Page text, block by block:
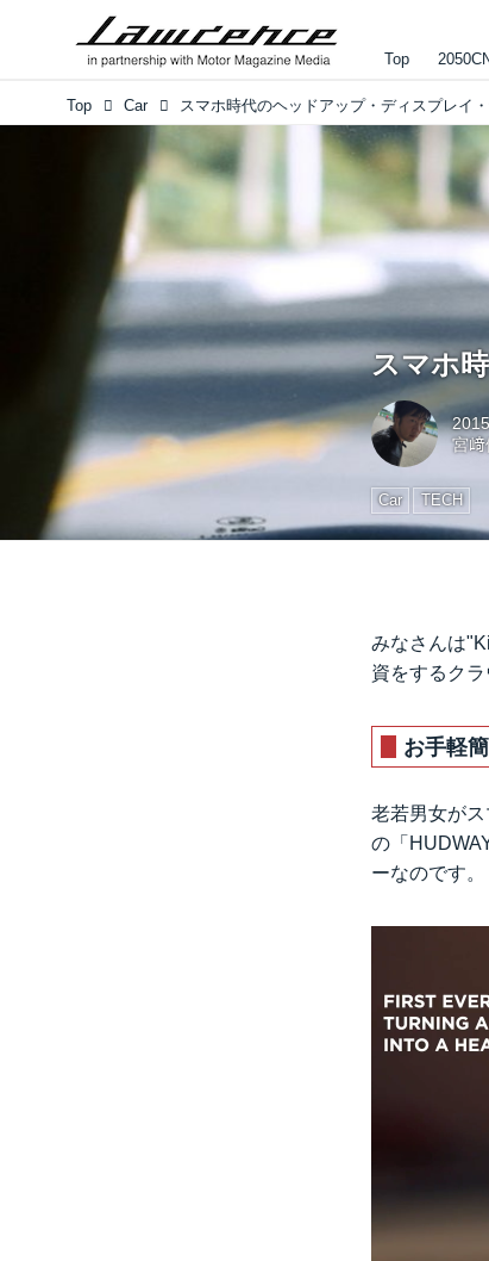
Top
Top Car スマホ時代のヘッドアップ・ディスプレイ・
スマホ
宮
Car TECH
みなさんは
資をするク
お手軽
老若男女が
の「
ーなのです。